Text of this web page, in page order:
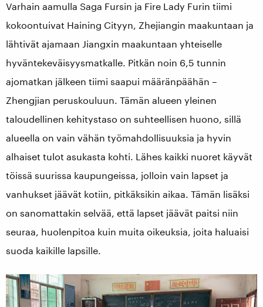
Varhain aamulla Saga Fursin ja Fire Lady Furin tiimi
kokoontuivat Haining Cityyn, Zhejiangin maakuntaan ja
lähtivät ajamaan Jiangxin maakuntaan yhteiselle
hyväntekeväisyysmatkalle. Pitkän noin 6,5 tunnin
ajomatkan jälkeen tiimi saapui määränpäähän –
Zhengjian peruskouluun. Tämän alueen yleinen
taloudellinen kehitystaso on suhteellisen huono, sillä
alueella on vain vähän työmahdollisuuksia ja hyvin
alhaiset tulot asukasta kohti. Lähes kaikki nuoret käyvät
töissä suurissa kaupungeissa, jolloin vain lapset ja
vanhukset jäävät kotiin, pitkäksikin aikaa. Tämän lisäksi
on sanomattakin selvää, että lapset jäävät paitsi niin
seuraa, huolenpitoa kuin muita oikeuksia, joita haluaisi
suoda kaikille lapsille.